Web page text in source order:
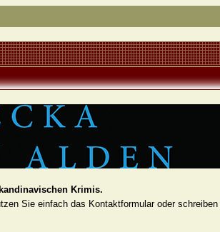
Krimis.
Sie einfach das Kontaktformular oder